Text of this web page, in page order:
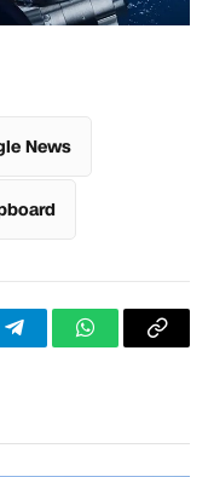
News
TelegramWhatsApp